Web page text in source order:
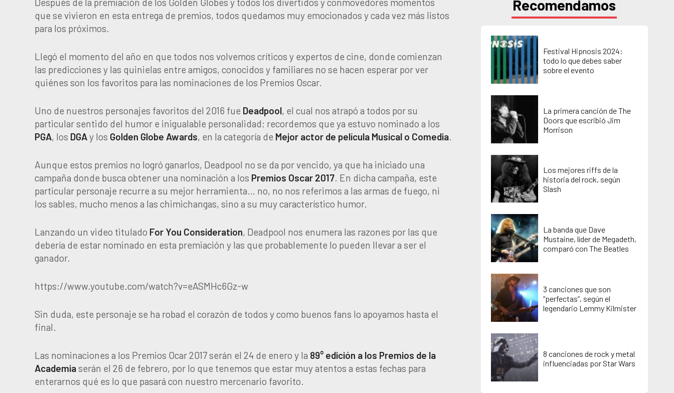
que se vivieron en esta entrega de premios, todos quedamos muy emocionados y cada vez más listos
para los próximos.
Llegó el momento del año en que todos nos volvemos críticos y expertos de cine, donde comienzan
las predicciones y las quinielas entre amigos, conocidos y familiares no se hacen esperar por ver
quiénes son los favoritos para las nominaciones de los Premios Oscar.
Uno de nuestros personajes favoritos del 2016 fue Deadpool, el cual nos atrapó a todos por su
particular sentido del humor e inigualable personalidad; recordemos que ya estuvo nominado a los
PGA, los DGAy los Golden Globe Awards, en la categoría de Mejor actor de película Musical o Comedia.
Aunque estos premios no logró ganarlos, Deadpool no se da por vencido, ya que ha iniciado una
campaña donde busca obtener una nominación a los Premios Oscar 2017. En dicha campaña, este
particular personaje recurre a su mejor herramienta… no, no nos referimos a las armas de fuego, ni
los sables, mucho menos a las chimichangas, sino a su muy característico humor.
Lanzando un video titulado For You Consideration, Deadpool nos enumera las razones por las que
debería de estar nominado en esta premiación y las que probablemente lo pueden llevar a ser el
ganador.
https://www.youtube.com/watch?v=eASMHc6Gz-w
Sin duda, este personaje se ha robad el corazón de todos y como buenos fans lo apoyamos hasta el
final.
Las nominaciones a los Premios Ocar 2017 serán el 24 de enero y la 89° edición a los Premios de la
Academiaserán el 26 de febrero, por lo que tenemos que estar muy atentos a estas fechas para
enterarnos qué es lo que pasará con nuestro mercenario favorito.
Recomendamos
Festival Hipnosis 2024:
todo lo que debes saber
sobre el evento
La primera canción de The
Doors que escribió Jim
Morrison
Los mejores riffs de la
historia del rock, según
Slash
La banda que Dave
Mustaine, líder de Megadeth,
comparó con The Beatles
3 canciones que son
“perfectas”, según el
legendario Lemmy Kilmister
8 canciones de rock y metal
influenciadas por Star Wars